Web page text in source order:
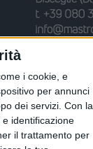
i cookie, e
per annunci
dei servizi. Con la
identificazione
il trattamento per